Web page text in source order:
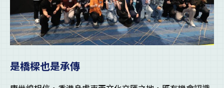
是橋樑也是承傳